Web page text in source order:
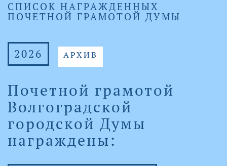
СПИСОК НАГРАЖДЕННЫХ
ПОЧЕТНОЙ ГРАМОТОЙ ДУМЫ
2026 АРХИВ
Почетной грамотой
Волгоградской
городской Думы
награждены: